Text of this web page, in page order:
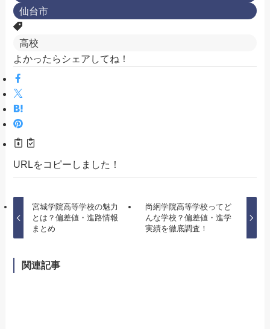
仙台市
高校
よかったらシェアしてね！
URLをコピーしました！
宮城学院高等学校の魅力
とは？偏差値・進路情報
まとめ
尚絅学院高等学校ってど
んな学校？偏差値・進学
実績を徹底調査！
関連記事